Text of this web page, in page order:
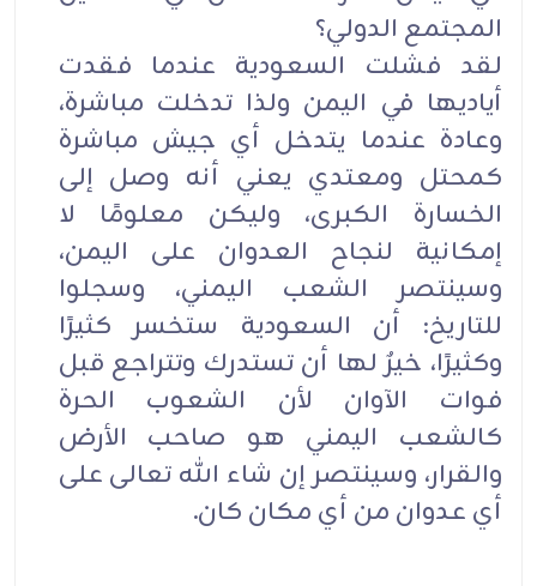
المجتمع الدولي؟
لقد فشلت السعودية عندما فقدت
أياديها في اليمن ولذا تدخلت مباشرة،
وعادة عندما يتدخل أي جيش مباشرة
كمحتل ومعتدي يعني أنه وصل إلى
الخسارة الكبرى، وليكن معلومًا لا
إمكانية لنجاح العدوان على اليمن،
وسينتصر الشعب اليمني، وسجلوا
للتاريخ: أن السعودية ستخسر كثيرًا
وكثيرًا، خيرٌ لها أن تستدرك وتتراجع قبل
فوات الآوان لأن الشعوب الحرة
كالشعب اليمني هو صاحب الأرض
والقرار، وسينتصر إن شاء الله تعالى على
أي عدوان من أي مكان كان.